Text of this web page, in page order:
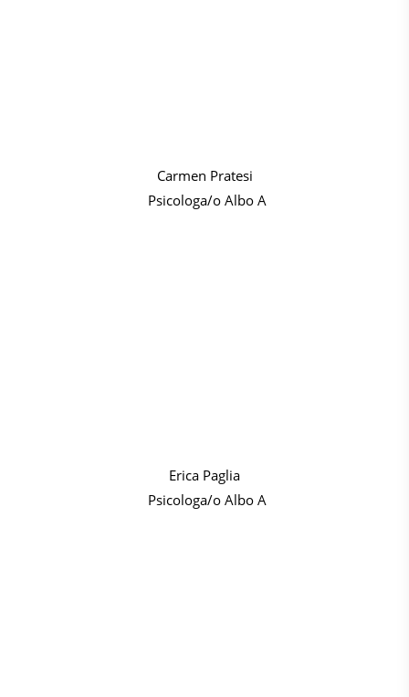
Carmen Pratesi
Psicologa/o Albo A
Erica Paglia
Psicologa/o Albo A